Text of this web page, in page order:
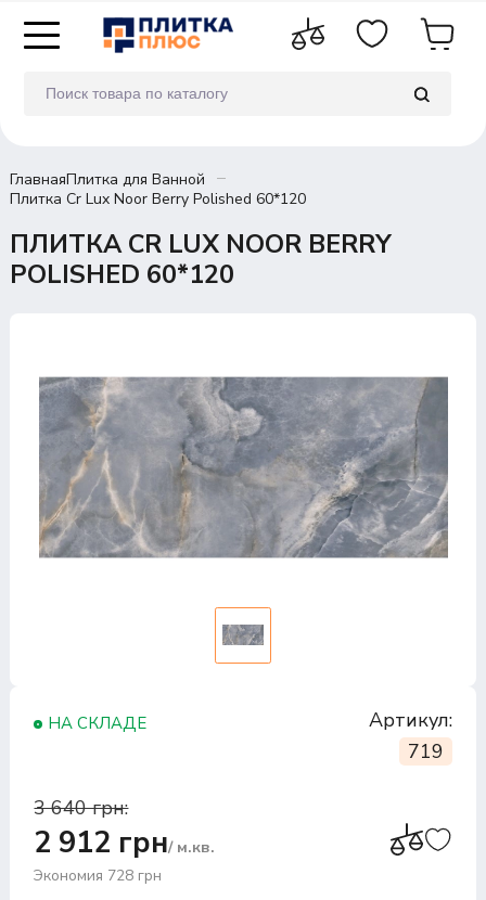
ГлавнаяПлитка для Ванной
Плитка Cr Lux Noor Berry Polished 60*120
ПЛИТКА CR LUX NOOR BERRY
POLISHED 60*120
НА СКЛАДЕ
Артикул:
719
3 640 грн:
2 912 грн/ м.кв.
Экономия 728 грн